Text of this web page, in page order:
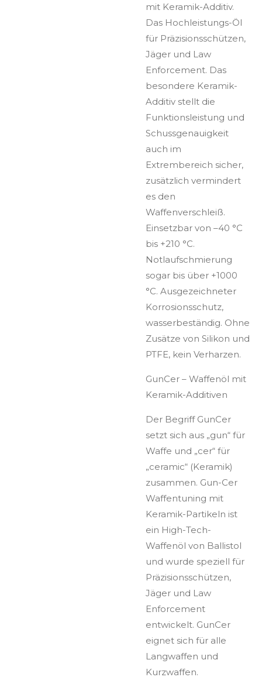
mit Keramik-Additiv.
Das Hochleistungs-Öl
für Präzisionsschützen,
Jäger und Law
Enforcement. Das
besondere Keramik-
Additiv stellt die
Funktionsleistung und
Schussgenauigkeit
auch im
Extrembereich sicher,
zusätzlich vermindert
es den
Waffenverschleiß.
Einsetzbar von –40 °C
bis +210 °C.
Notlaufschmierung
sogar bis über +1000
°C. Ausgezeichneter
Korrosionsschutz,
wasserbeständig. Ohne
Zusätze von Silikon und
PTFE, kein Verharzen.
GunCer – Waffenöl mit
Keramik-Additiven
Der Begriff GunCer
setzt sich aus „gun“ für
Waffe und „cer“ für
„ceramic“ (Keramik)
zusammen. Gun-Cer
Waffentuning mit
Keramik-Partikeln ist
ein High-Tech-
Waffenöl von Ballistol
und wurde speziell für
Präzisionsschützen,
Jäger und Law
Enforcement
entwickelt. GunCer
eignet sich für alle
Langwaffen und
Kurzwaffen.